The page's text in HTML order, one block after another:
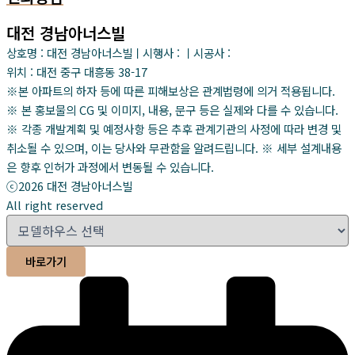
대전 경남아너스빌
상호명 : 대전 경남아너스빌ㅣ시행사 : ㅣ시공사 :
위치 : 대전 중구 대흥동 38-17
※본 아파트의 하자 등에 따른 피해보상은 관계법령에 의거 적용됩니다.
※ 본 홍보물의 CG 및 이미지, 내용, 문구 등은 실제와 다를 수 있습니다.
※ 각종 개발계획 및 예정사항 등은 추후 관계기관의 사정에 따라 변경 및
취소될 수 있으며, 이는 당사와 무관함을 알려드립니다. ※ 세부 설계내용
은 향후 인허가 과정에서 변동될 수 있습니다.
ⓒ2026 대전 경남아너스빌
All right reserved
바로가기